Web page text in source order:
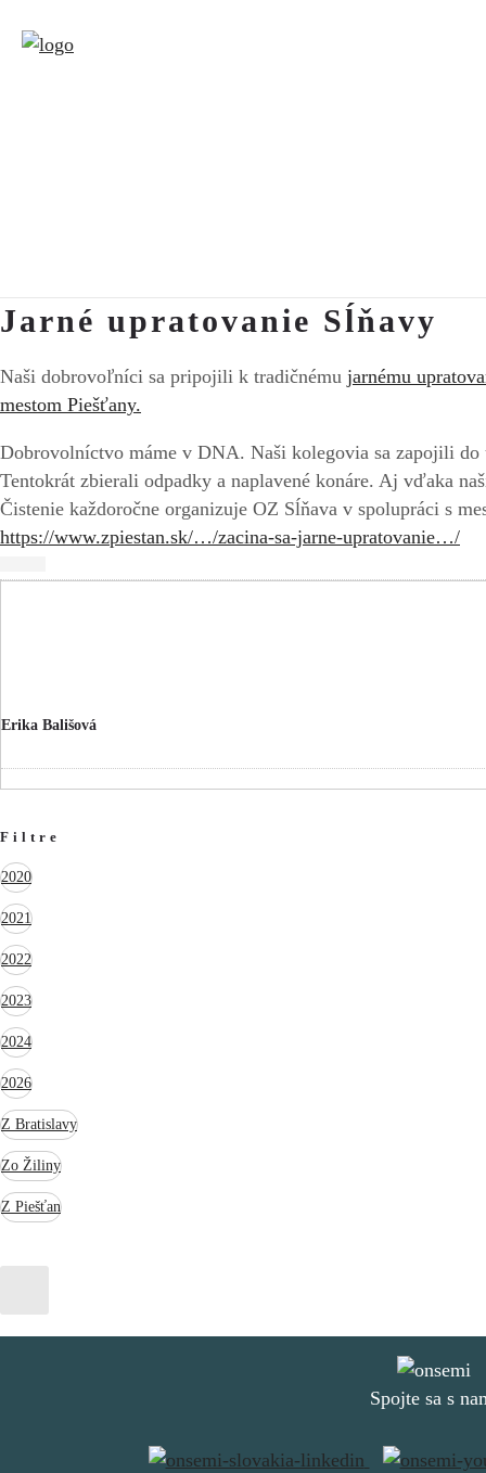
Jarné upratovanie Sĺňavy
Naši dobrovoľníci sa pripojili k tradičnému jarnému
mestom Piešťany.
Dobrovolníctvo máme v DNA. Naši kolegovia sa zapojili
Tentokrát zbierali odpadky a naplavené konáre. Aj vďaka
Čistenie každoročne organizuje OZ Sĺňava v spolupráci s
https://www.zpiestan.sk/…/zacina-sa-jarne-upratovanie…/
Erika Bališová
Filtre
2020
2021
2022
2023
2024
2026
Z Bratislavy
Zo Žiliny
Z Piešťan
Spojte sa s